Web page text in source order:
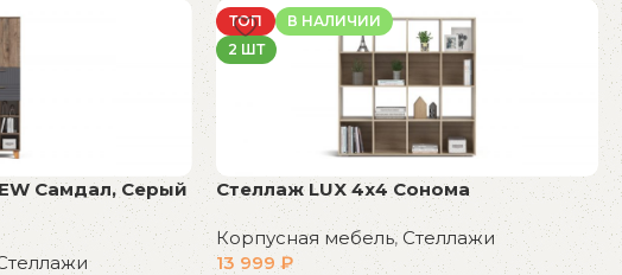
В корзину
Самдал, Серый
ТОП
В НАЛИЧИИ
2 ШТ
Стеллаж LUX 4х4 Сонома
Корпусная мебель, Стеллажи
13 999 ₽